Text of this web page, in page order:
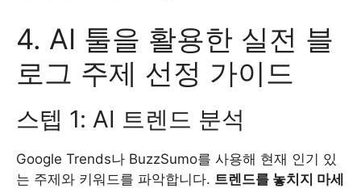
4. AI 툴을 활용한 실전 블
로그 주제 선정 가이드
스텝 1: AI 트렌드 분석
Google Trends나 BuzzSumo를 사용해 현재 인기 있
는 주제와 키워드를 파악합니다. 트렌드를 놓치지 마세